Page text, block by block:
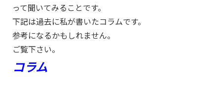
って聞いてみることです。
下記は過去に私が書いたコラムです。
参考になるかもしれません。
ご覧下さい。
コラム